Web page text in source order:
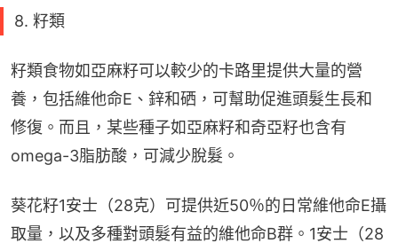
8. 籽類
籽類食物如亞麻籽可以較少的卡路里提供大量的營
養，包括維他命E、鋅和硒，可幫助促進頭髮生長和
修復。而且，某些種子如亞麻籽和奇亞籽也含有
omega-3脂肪酸，可減少脫髮。
葵花籽1安士（28克）可提供近50％的日常維他命E攝
取量，以及多種對頭髮有益的維他命B群。1安士（28